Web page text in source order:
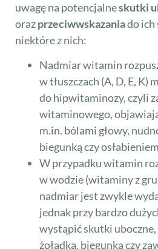
uwagę na potencjalneskutki
orazprzeciwwskazaniado
niektóre z nich:
Nadmiar witamin
w tłuszczach (A, D, E, K)
do hipwitaminozy, czyli
witaminowego,
m.in. bólami głowy,
biegunką czy
W przypadku witamin
w wodzie (witaminy z
nadmiar jest zwykle
jednak przy bardzo
wystąpić skutki
żołądka, biegunka czy